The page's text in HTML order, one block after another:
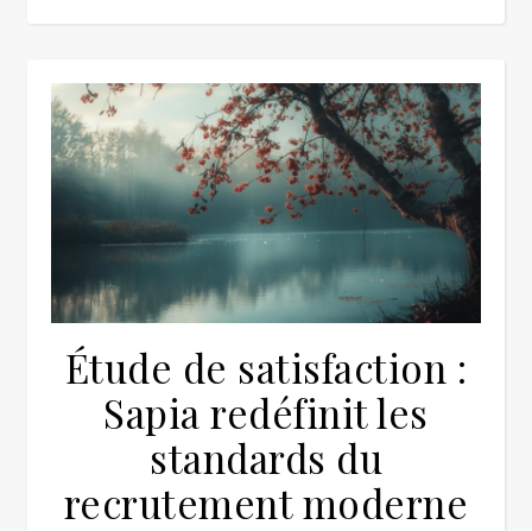
Étude de satisfaction :
Sapia redéfinit les
standards du
recrutement moderne